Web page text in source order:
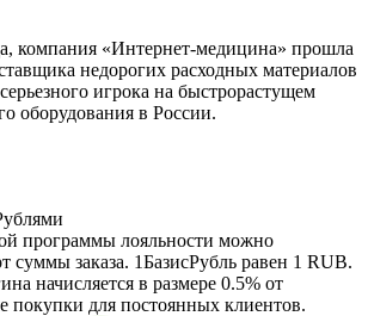
компания «Интернет-медицина» прошла
недорогих расходных материалов
игрока на быстрорастущем
оборудования в России.
программы лояльности можно
суммы заказа. 1БазисРубль равен 1 RUB.
начисляется в размере 0.5% от
для постоянных клиентов.